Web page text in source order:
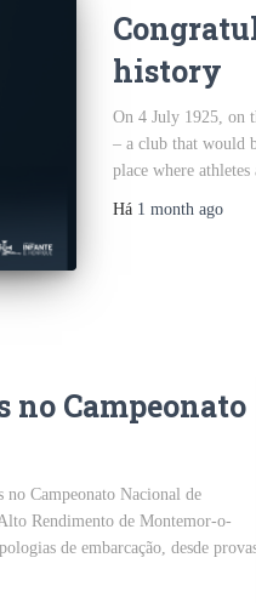
history
On 4 July 1925, on
– a club that would
place where
Há 1 monthago
no Campeonato
no Campeonato Nacional de
Rendimento de Montemor-o-
de embarcação, desde